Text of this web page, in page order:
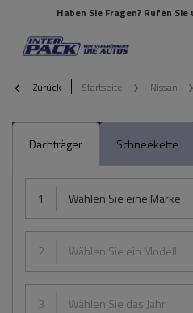
Haben Sie Fragen? Rufen Sie
Zurück Startseite Nissan
Dachträger Schneekette
1 Wählen Sie eine Marke
2 Wählen Sie ein Modell
3 Wählen Sie das Jahr